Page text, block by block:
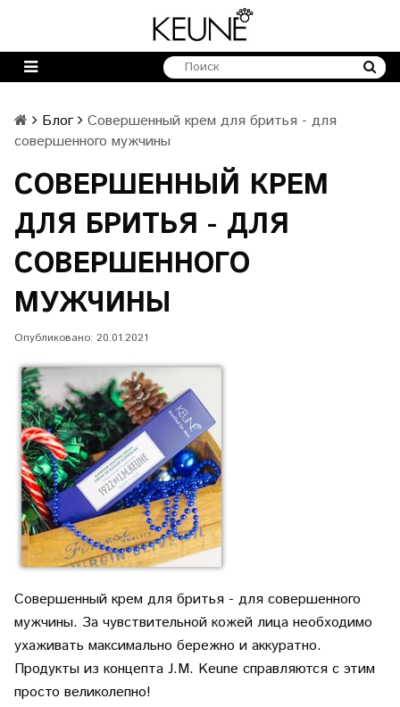
Блог
Совершенный крем для бритья - для
совершенного мужчины
СОВЕРШЕННЫЙ КРЕМ
ДЛЯ БРИТЬЯ - ДЛЯ
СОВЕРШЕННОГО
МУЖЧИНЫ
Опубликовано: 20.01.2021
Совершенный крем для бритья - для совершенного
мужчины. За чувствительной кожей лица необходимо
ухаживать максимально бережно и аккуратно.
Продукты из концепта J.M. Keune справляются с этим
просто великолепно!